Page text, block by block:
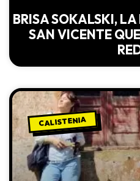
BRISA SOKALSKI,
SAN VICENTE
CALISTENIA